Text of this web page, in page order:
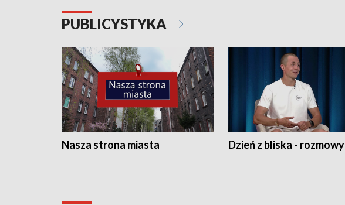
PUBLICYSTYKA
Nasza strona miasta Dzień z bliska - rozmowy